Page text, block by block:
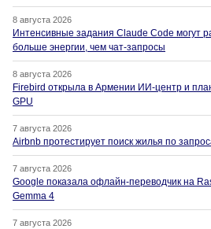
8 августа 2026
Интенсивные задания Claude Code могут
больше энергии, чем чат-запросы
8 августа 2026
Firebird открыла в Армении ИИ-центр и
GPU
7 августа 2026
Airbnb протестирует поиск жилья по
7 августа 2026
Google показала офлайн-переводчик на
Gemma 4
7 августа 2026